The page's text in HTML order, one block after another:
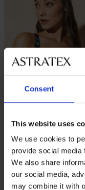
Consent
This website uses
We use cookies to
provide social media
We also share
our social media,
may combine it with
-20 % SUN20
Πάνω μέρος μαγιό Dot
Αρχική τιμή
59,99 €
28,79 € κωδικόςSUN20